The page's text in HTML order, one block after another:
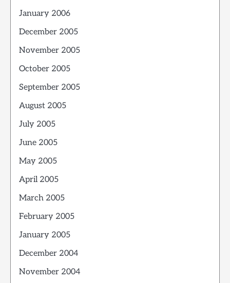
January 2006
December 2005
November 2005
October 2005
September 2005
August 2005
July 2005
June 2005
May 2005
April 2005
March 2005
February 2005
January 2005
December 2004
November 2004